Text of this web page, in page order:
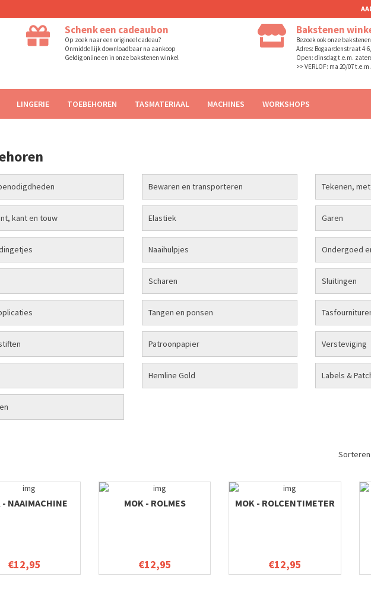
Schenk een cadeaubon
Op zoek naar een origineel cadeau?
Onmiddellijk downloadbaar na aankoop
Geldig online en in onze bakstenen winkel
Bakstenen
Bezoek ook onze
Adres: Bogaardenstraat 4-
Open: dinsdag t.e.m.
>> VERLOF: ma 20/07
LINGERIE TOEBEHOREN TASMATERIAAL MACHINES WORKSHOPS
Bewaren en transporteren Tekenen,
kant en touw Elastiek Garen
Naaihulpjes Ondergoed
Scharen Sluitingen
Tangen en ponsen
Patroonpapier Versteviging
Hemline Gold Labels &
Sorteren:
- NAAIMACHINE
€12,95
MOK - ROLMES
€12,95
MOK - ROLCENTIMETER
€12,95